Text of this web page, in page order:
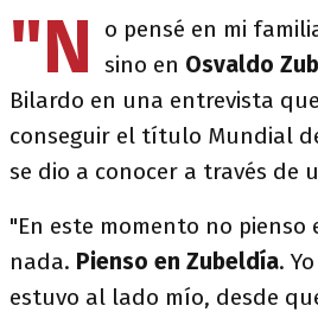
"N
o pensé en mi
sino en Osvaldo
Bilardo en una entrevista
conseguir el título Mundial
se dio a conocer a través de
"En este momento no pienso
nada. Pienso en Zubeldía.
estuvo al lado mío, desde